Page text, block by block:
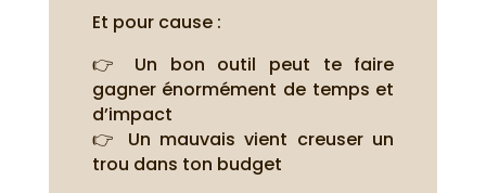
Et pour cause :
👉 Un bon outil peut te faire
gagner énormément de temps et
d’impact
👉 Un mauvais vient creuser un
trou dans ton budget